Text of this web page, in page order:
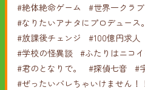
#絶体絶命ゲーム
#世界一クラブ
#なりたいアナタにプロデュース。
#放課後チェンジ
#100億円求人
#学校の怪異談 #ふたりはニコ
#君のとなりで。
#探偵七音
#
#ぜったいバレちゃいけません！